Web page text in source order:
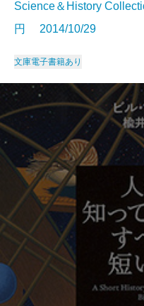
Science＆History
円 2014/10/29
文庫電子書籍あり